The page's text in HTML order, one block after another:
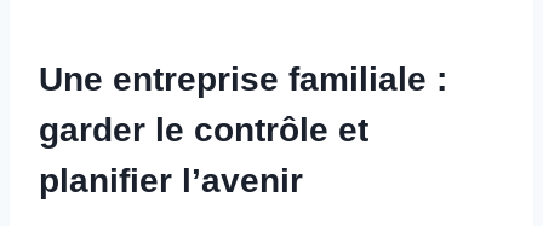
Une entreprise familiale :
garder le contrôle et
planifier l’avenir